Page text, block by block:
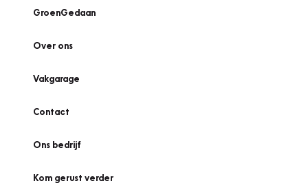
GroenGedaan
Over ons
Vakgarage
Contact
Ons bedrijf
Kom gerust verder